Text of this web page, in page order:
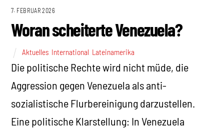
7. FEBRUAR 2026
Woran scheiterte Venezuela?
Aktuelles International Lateinamerika
Die politische Rechte wird nicht müde, die
Aggression gegen Venezuela als anti-
sozialistische Flurbereinigung darzustellen.
Eine politische Klarstellung: In Venezuela